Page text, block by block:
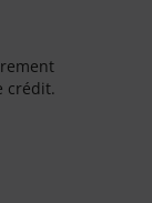
crédit.